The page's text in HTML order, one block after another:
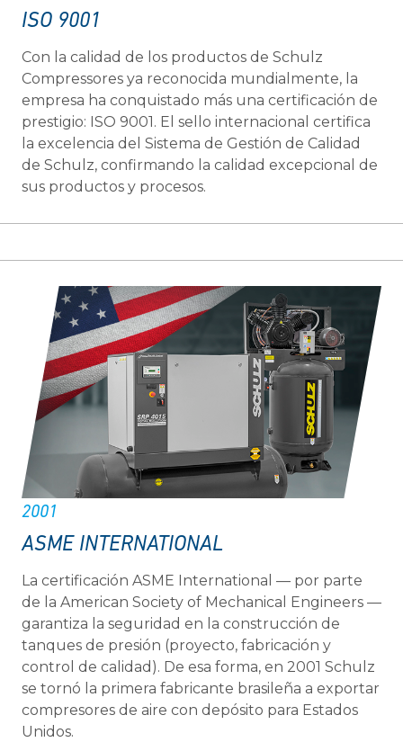
ISO 9001
Con la calidad de los productos de Schulz
Compressores ya reconocida mundialmente, la
empresa ha conquistado más una certificación de
prestigio: ISO 9001. El sello internacional certifica
la excelencia del Sistema de Gestión de Calidad
de Schulz, confirmando la calidad excepcional de
sus productos y procesos.
2001
ASME INTERNATIONAL
La certificación ASME International — por parte
de la American Society of Mechanical Engineers —
garantiza la seguridad en la construcción de
tanques de presión (proyecto, fabricación y
control de calidad). De esa forma, en 2001 Schulz
se tornó la primera fabricante brasileña a exportar
compresores de aire con depósito para Estados
Unidos.